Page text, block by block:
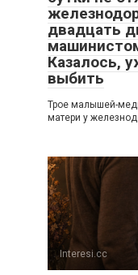
двадцать
Казалось,
выбить
Трое малышей-
матери у
Interesi.cc